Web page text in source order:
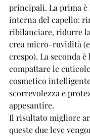
principali. La prima
interna del capello:
ribilanciare, ridurre
crea micro-ruvidità
crespo). La seconda
compattare le
cosmetico
scorrevolezza e
appesantire.
Il risultato migliore
queste due leve